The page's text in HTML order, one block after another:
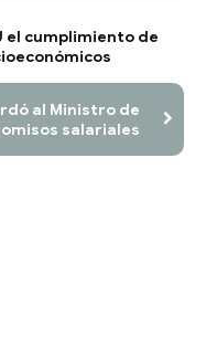
el cumplimiento de
al Ministro de
salariales